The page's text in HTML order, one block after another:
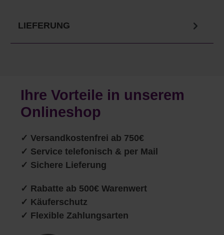
LIEFERUNG
Ihre Vorteile in unserem
Onlineshop
✓ Versandkostenfrei ab 750€
✓ Service telefonisch & per Mail
✓ Sichere Lieferung
✓ Rabatte ab 500€ Warenwert
✓ Käuferschutz
✓ Flexible Zahlungsarten